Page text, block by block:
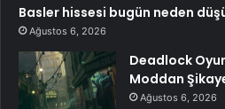
Basler hissesi bugün neden
Ağustos 6, 2026
Deadlock
Moddan
Ağustos 6, 2026